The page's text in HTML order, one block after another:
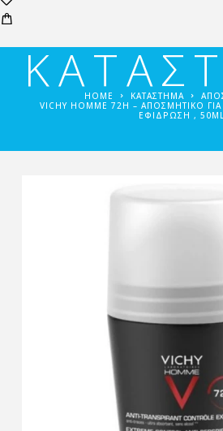
HOME ΚΑΤΑΣΤΗΜΑ
VICHY HOMME 72H – ΑΠΟΣΜΗΤΙΚΌ
ΕΦΊΔΡΩΣΗ ,